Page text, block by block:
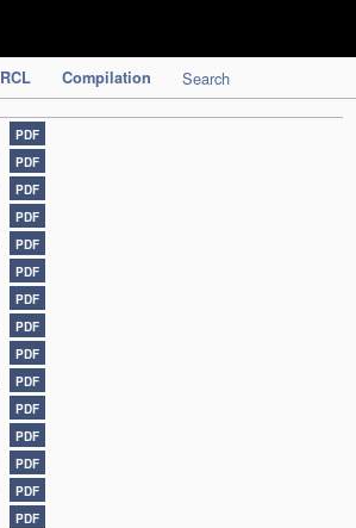
RCL Compilation Search
PDF
PDF
PDF
PDF
PDF
PDF
PDF
PDF
PDF
PDF
PDF
PDF
PDF
PDF
PDF